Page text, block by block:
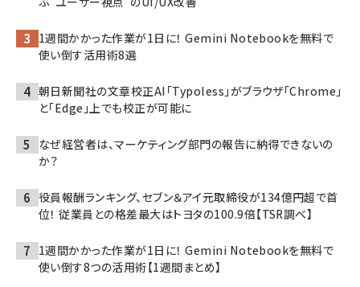
1週間かかった作業が1日に！ Gemini Notebookを無料で
使い倒す活用術8選
朝日新聞社の文章校正AI「Typoless」がブラウザ「Chrome」
と「Edge」上でも校正が可能に
なぜ経営者は、マーケティング部門の報告に納得できないの
か？
役員報酬ランキング、セブン＆アイ元取締役が134億円超で首
位！ 従業員との格差最大はトヨタの100.9倍【TSR調べ】
1週間かかった作業が1日に！ Gemini Notebookを無料で
使い倒す8つの活用術【1週間まとめ】